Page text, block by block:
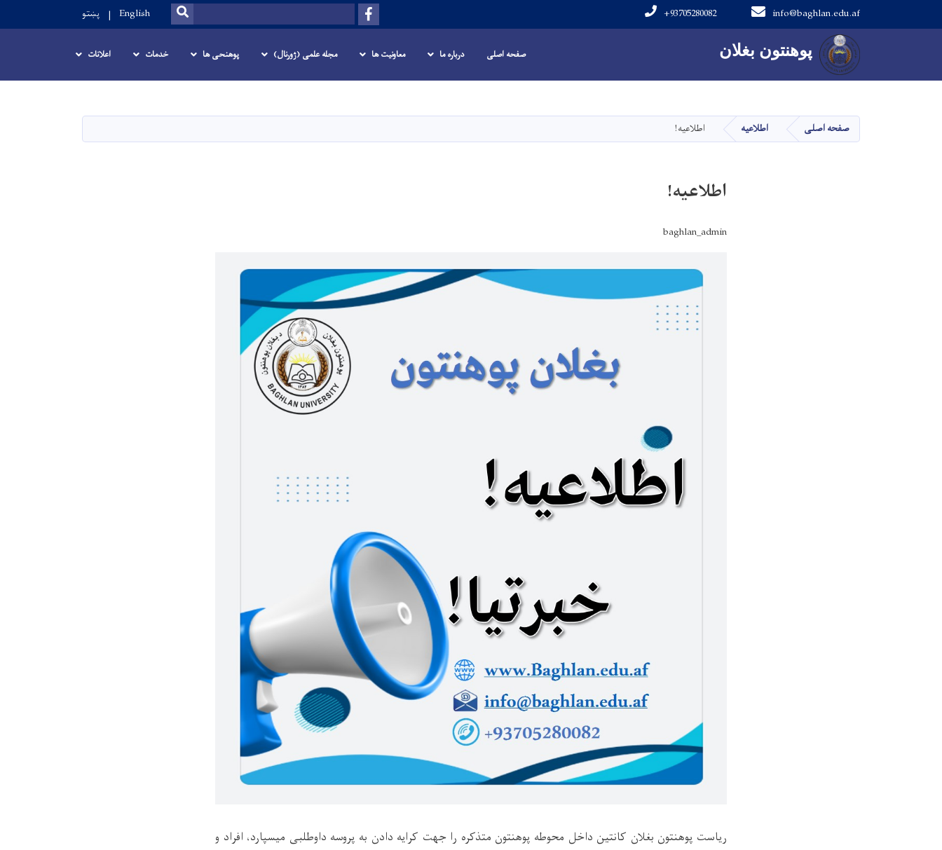
content
پوهنتون بغلان
info@baghlan.edu.af
+93705280082
Facebook
Search
SEARCH
English پښتو
Main navigation
پوهنتون بغلان صفحه اصلی درباره ما معاونیت ها مجله علمی (ژورنال) پوهنحی ها خدمات اعلانات
صفحه اصلی اطلاعیه اطلاعیه!
اطلاعیه!
baghlan_admin
ریاست پوهنتون بغلان کانتین داخل محوطه پوهنتون متذکره را جهت کرایه دادن به پروسه داوطلبی میسپارد، افراد و